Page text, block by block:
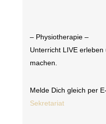
– Physiotherapie –
Unterricht LIVE
machen.
Melde Dich gleich per
Sekretariat